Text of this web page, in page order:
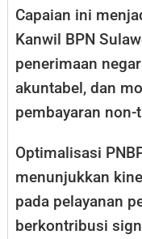
Capaian ini
Kanwil BPN
penerimaan
akuntabel, dan
pembayaran
Optimalisasi
menunjukkan
pada pelayanan
berkontribusi